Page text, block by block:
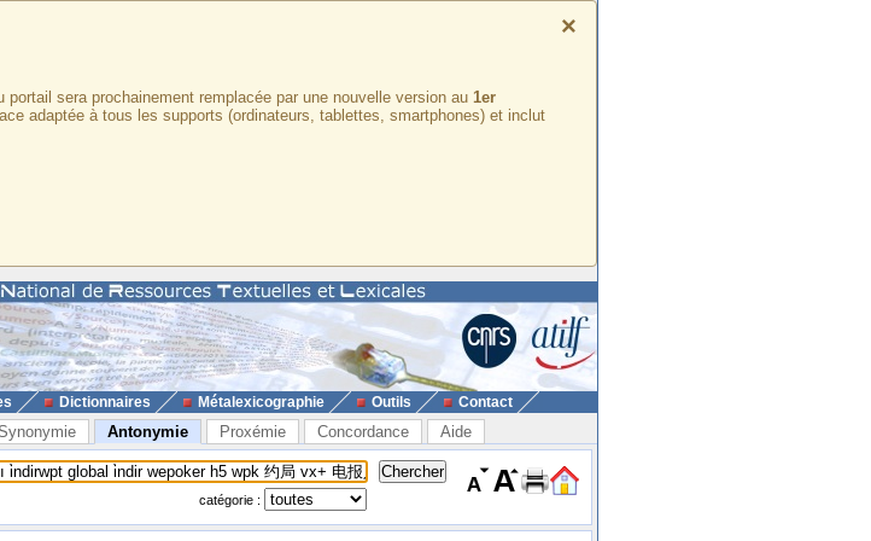
×
sera prochainement remplacée par une nouvelle version au 1er
adaptée à tous les supports (ordinateurs, tablettes, smartphones) et inclut
Dictionnaires Métalexicographie Outils Contact
Antonymie Proxémie Concordance Aide
catégorie :